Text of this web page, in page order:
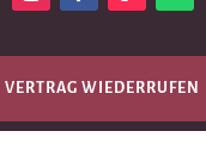
VERTRAG WIEDERRUFEN